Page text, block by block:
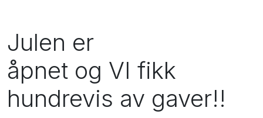
Julen er
åpnet og VI fikk
hundrevis av gaver!!